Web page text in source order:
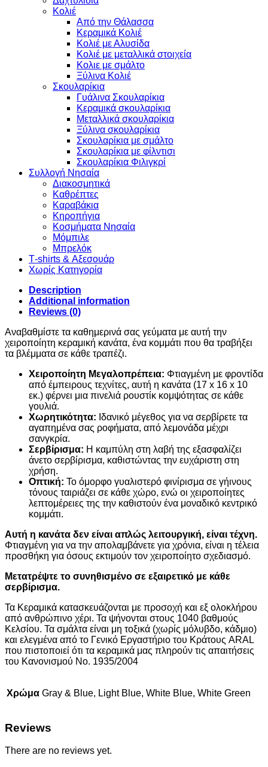
Κολιέ
Από την Θάλασσα
Κεραμικά Κολιέ
Κολιέ με Αλυσίδα
Κολιέ με μεταλλικά στοιχεία
Κολιε με σμάλτο
Ξύλινα Κολιέ
Σκουλαρίκια
Γυάλινα Σκουλαρίκια
Κεραμικά σκουλαρίκια
Μεταλλικά σκουλαρίκια
Ξύλινα σκουλαρίκια
Σκουλαρίκια με σμάλτο
Σκουλαρίκια με φίλντισι
Σκουλαρίκια Φιλιγκρί
Συλλογή Νησαία
Διακοσμητικά
Καθρέπτες
Καραβάκια
Κηροπήγια
Κοσμήματα Νησαία
Μόμπιλε
Μπρελόκ
Τ-shirts & Αξεσουάρ
Χωρίς Κατηγορία
Description
Additional information
Reviews (0)
Αναβαθμίστε τα καθημερινά σας γεύματα με αυτή την
χειροποίητη κεραμική κανάτα, ένα κομμάτι που θα τραβήξει
τα βλέμματα σε κάθε τραπέζι.
Χειροποίητη Μεγαλοπρέπεια: Φτιαγμένη με φροντίδα
από έμπειρους τεχνίτες, αυτή η κανάτα (17 x 16 x 10
εκ.) φέρνει μια πινελιά ρουστίκ κομψότητας σε κάθε
γουλιά.
Χωρητικότητα: Ιδανικό μέγεθος για να σερβίρετε τα
αγαπημένα σας ροφήματα, από λεμονάδα μέχρι
σανγκρία.
Σερβίρισμα: Η καμπύλη στη λαβή της εξασφαλίζει
άνετο σερβίρισμα, καθιστώντας την ευχάριστη στη
χρήση.
Οπτική: Το όμορφο γυαλιστερό φινίρισμα σε γήινους
τόνους ταιριάζει σε κάθε χώρο, ενώ οι χειροποίητες
λεπτομέρειες της την καθιστούν ένα μοναδικό κεντρικό
κομμάτι.
Αυτή η κανάτα δεν είναι απλώς λειτουργική, είναι τέχνη.
Φτιαγμένη για να την απολαμβάνετε για χρόνια, είναι η τέλεια
προσθήκη για όσους εκτιμούν τον χειροποίητο σχεδιασμό.
Μετατρέψτε το συνηθισμένο σε εξαιρετικό με κάθε
σερβίρισμα.
Τα Κεραμικά κατασκευάζονται με προσοχή και εξ ολοκλήρου
από ανθρώπινο χέρι. Τα ψήνονται στους 1040 βαθμούς
Κελσίου. Τα σμάλτα είναι μη τοξικά (χωρίς μόλυβδο, κάδμιο)
και ελεγμένα από το Γενικό Εργαστήριο του Κράτους ARAL
που πιστοποιεί ότι τα κεραμικά μας πληρούν τις απαιτήσεις
του Κανονισμού Νο. 1935/2004
Χρώμα Gray & Blue, Light Blue, White Blue, White Green
Reviews
There are no reviews yet.